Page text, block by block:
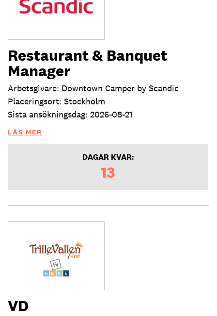
Restaurant & Banquet
Manager
Arbetsgivare: Downtown Camper by Scandic
Placeringsort: Stockholm
Sista ansökningsdag: 2026-08-21
LÄS MER
DAGAR KVAR:
13
VD